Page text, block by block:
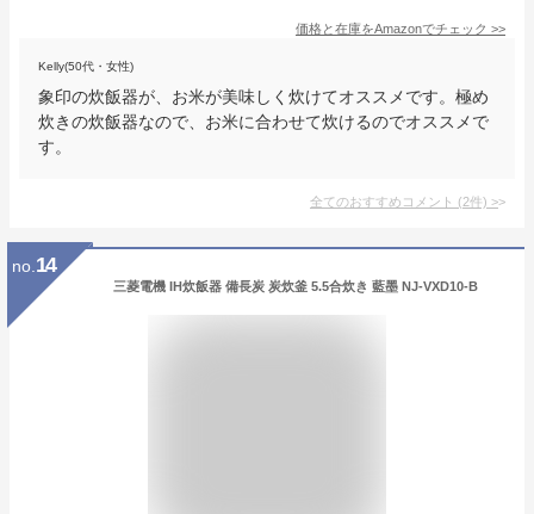
価格と在庫をAmazonでチェック >>
Kelly(50代・女性)
象印の炊飯器が、お米が美味しく炊けてオススメです。極め
炊きの炊飯器なので、お米に合わせて炊けるのでオススメで
す。
全てのおすすめコメント (2件) >
no. 14
三菱電機 IH炊飯器 備長炭 炭炊釜 5.5合炊き 藍墨 NJ-VXD10-B